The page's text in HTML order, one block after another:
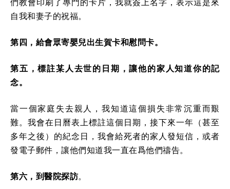
們教會印刷了專門的卡片，我就簽上名字，表示這是來
自我和妻子的祝福。
第四，給會眾寄嬰兒出生賀卡和慰問卡。
第五，標註某人去世的日期，讓他的家人知道你的記
念。
當一個家庭失去親人，我知道這個損失非常沉重而艱
難。我會在日曆表上標註這個日期，接下來一年（甚至
多年之後）的紀念日，我會給死者的家人發短信，或者
發電子郵件，讓他們知道我一直在爲他們禱告。
第六，到醫院探訪。